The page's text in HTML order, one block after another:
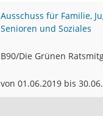
Ausschuss für Familie,
Senioren und Soziales
B90/Die Grünen
von 01.06.2019 bis